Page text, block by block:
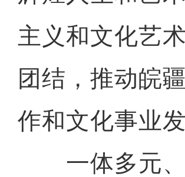
主义和文化艺
团结，推动皖
作和文化事业发
一体多元、